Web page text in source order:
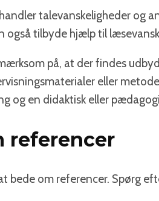
talevanskeligheder og
også tilbyde hjælp til
på, at der findes
eller
og en didaktisk eller
referencer
bede om referencer. Spørg